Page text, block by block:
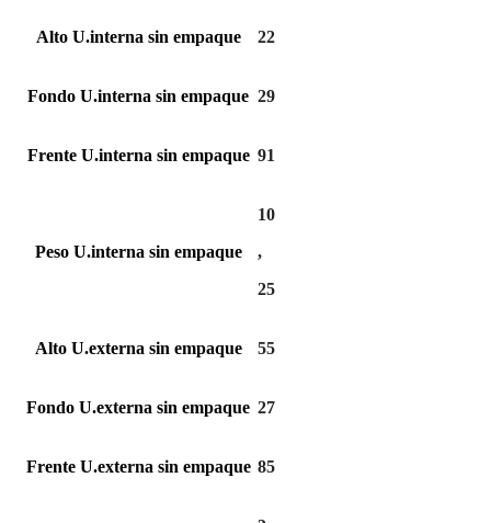
Alto U.interna sin empaque 22
Fondo U.interna sin empaque 29
Frente U.interna sin empaque 91
Peso U.interna sin empaque
10
,
25
Alto U.externa sin empaque 55
Fondo U.externa sin empaque 27
Frente U.externa sin empaque 85